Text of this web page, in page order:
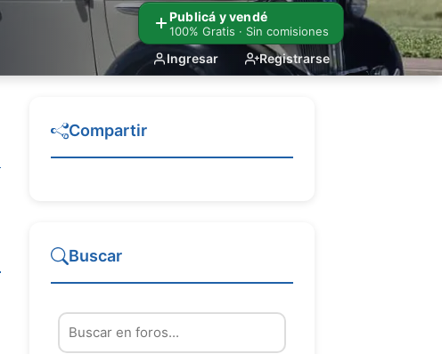
Publicá y vendé
100% Gratis · Sin comisiones
Ingresar Registrarse
Compartir
Buscar